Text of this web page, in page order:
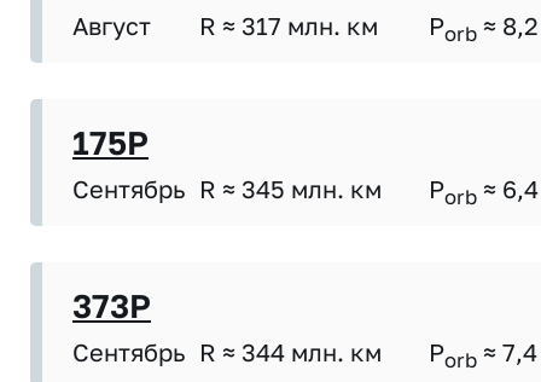
Август R ≈ 317 млн. км Porb ≈ 8,2
175P
Сентябрь R ≈ 345 млн. км Porb ≈ 6,4
373P
Сентябрь R ≈ 344 млн. км Porb ≈ 7,4